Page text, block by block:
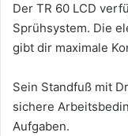
Der TR 60 LCD
Sprühsystem. Die
gibt dir maximale
Sein Standfuß mit
sichere
Aufgaben.